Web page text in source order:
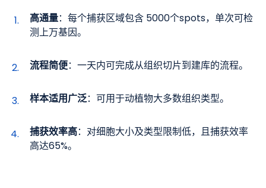
高通量：每个捕获区域包含 5000个spots，单次可检
测上万基因。
流程简便：一天内可完成从组织切片到建库的流程。
样本适用广泛：可用于动植物大多数组织类型。
捕获效率高：对细胞大小及类型限制低，且捕获效率
高达65%。